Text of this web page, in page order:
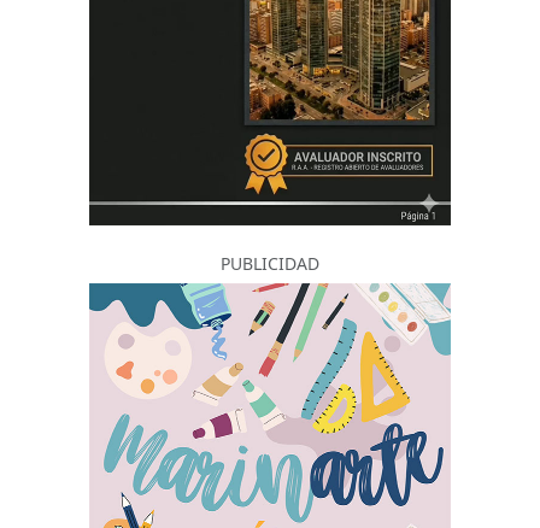
PUBLICIDAD